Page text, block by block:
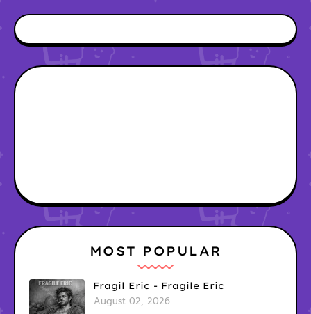
MOST POPULAR
Fragil Eric - Fragile Eric
August 02, 2026